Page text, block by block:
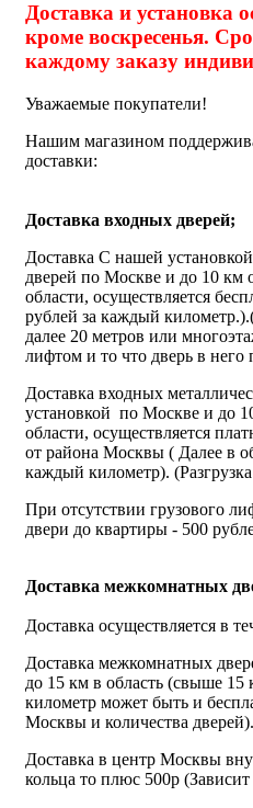
Доставка и установка
кроме воскресенья.
каждому заказу
Уважаемые покупатели!
Нашим магазином
доставки:
Доставка входных дверей;
Доставка С нашей
дверей по Москве и до 10
области, осуществляется
рублей за каждый
далее 20 метров или
лифтом и то что дверь в него
Доставка входных
установкой по Москве и до
области, осуществляется
от района Москвы ( Далее в
каждый километр).
При отсутствии грузового
двери до квартиры - 500
Доставка межкомнатных
Доставка осуществляется в
Доставка межкомнатных
до 15 км в область (свыше
километр может быть и
Москвы и количества дверей).
Доставка в центр Москвы
кольца то плюс 500р (Зависит